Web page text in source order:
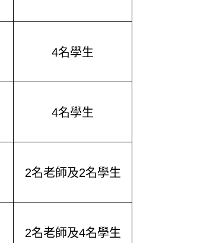
4名學生
4名學生
2名老師及2名學生
2名老師及4名學生